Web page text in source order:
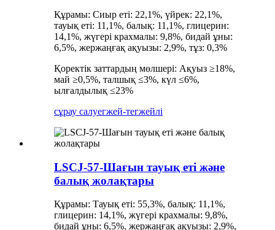
Құрамы: Сиыр еті: 22,1%, үйрек: 22,1%,
тауық еті: 11,1%, балық: 11,1%, глицерин:
14,1%, жүгері крахмалы: 9,8%, бидай ұны:
6,5%, жержаңғақ ақуызы: 2,9%, тұз: 0,3%
Қоректік заттардың мөлшері: Ақуыз ≥18%,
май ≥0,5%, талшық ≤3%, күл ≤6%,
ылғалдылық ≤23%
сұрау салуегжей-тегжейлі
LSCJ-57-Шағын тауық еті және
балық жолақтары
Құрамы: Тауық еті: 55,3%, балық: 11,1%,
глицерин: 14,1%, жүгері крахмалы: 9,8%,
бидай ұны: 6,5%, жержаңғақ ақуызы: 2,9%,